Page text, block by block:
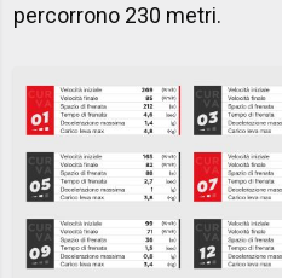
percorrono 230 metri.​